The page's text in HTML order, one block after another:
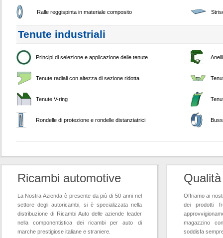
Ralle reggispinta in materiale composito
Tenute industriali
Principi di selezione e applicazione delle tenute
Tenute radiali con altezza di sezione ridotta
Tenute V-ring
Rondelle di protezione e rondelle distanziatrici
Ricambi automotive
La Nostra Azienda è presente da più di 50 anni nel
settore degli autoricambi, si è specializzata nella
distribuzione di Ricambi Auto delle aziende leader
nella componentistica dei ricambi per auto di
marche prestigiose italiane e straniere.
Offriamo ai
dei prodotti
magazzino
soddisfa